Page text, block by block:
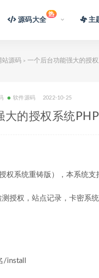
源码大全
热
主
站源码 > 一个后台功能强大的授
软件源码 2022-10-25
大的授权系统
权系统重铸版），本系统支
测授权，站点记录，卡密系
/install